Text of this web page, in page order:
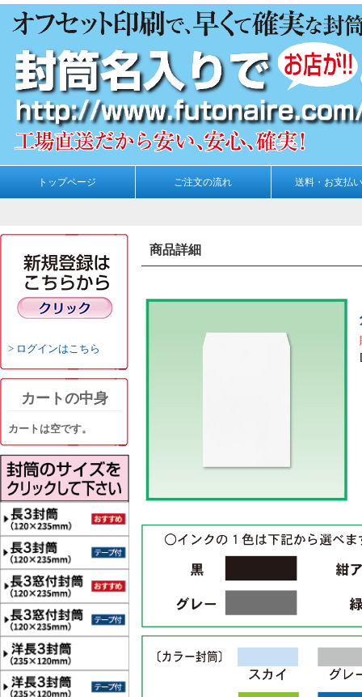
トップページ ご注文の流れ 送料・お支払
ログインはこちら
カートの中身
カートは空です。
商品詳細